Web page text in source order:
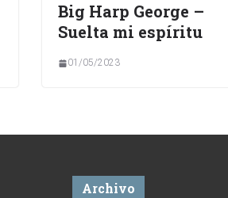
Big Harp George –
Suelta mi espíritu
01/05/2023
Archivo